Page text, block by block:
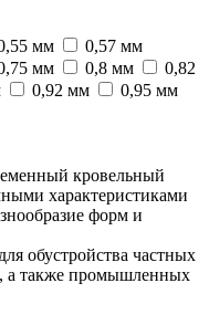
мм
0,57 мм
мм 0,8 мм
0,82
0,92 мм
0,95 мм
кровельный
характеристиками
форм и
обустройства частных
а также промышленных